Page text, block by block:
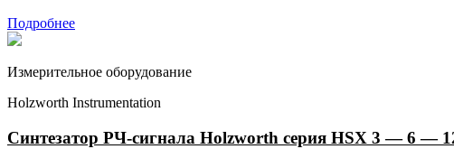
Подробнее
Измерительное оборудование
Holzworth Instrumentation
Синтезатор РЧ-сигнала Holzworth серия HSX 3 — 6 —